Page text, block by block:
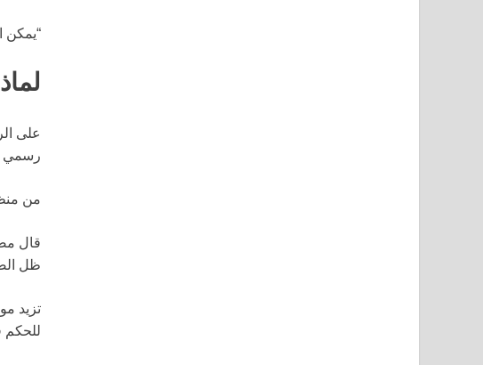
“يمكن
على
رسمي
من
قال
ظل
تزيد
للحكم